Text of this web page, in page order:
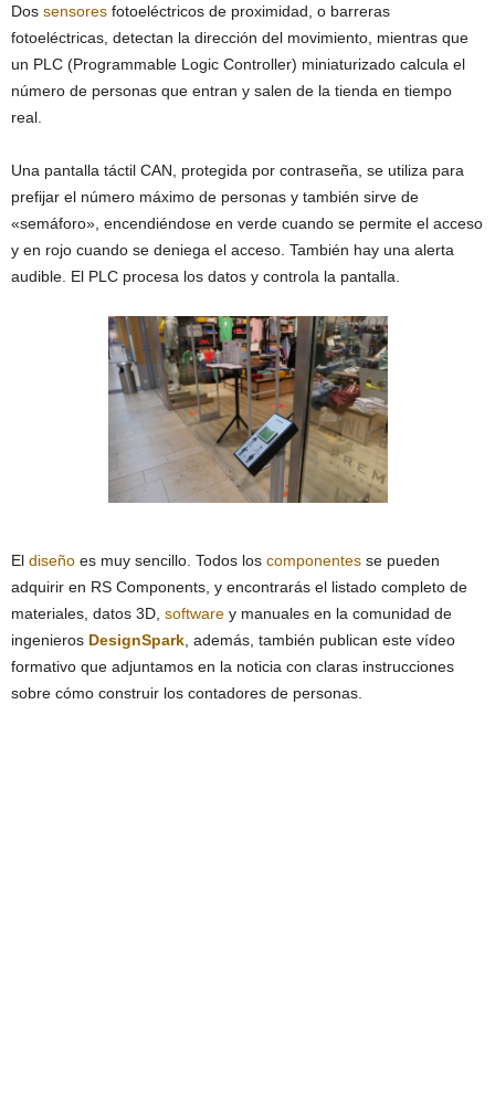
Dos sensores fotoeléctricos de proximidad, o barreras
fotoeléctricas, detectan la dirección del movimiento, mientras que
un PLC (Programmable Logic Controller) miniaturizado calcula el
número de personas que entran y salen de la tienda en tiempo
real.
Una pantalla táctil CAN, protegida por contraseña, se utiliza para
prefijar el número máximo de personas y también sirve de
«semáforo», encendiéndose en verde cuando se permite el acceso
y en rojo cuando se deniega el acceso. También hay una alerta
audible. El PLC procesa los datos y controla la pantalla.
El diseño es muy sencillo. Todos los componentes se pueden
adquirir en RS Components, y encontrarás el listado completo de
materiales, datos 3D, software y manuales en la comunidad de
ingenieros DesignSpark , además, también publican este vídeo
formativo que adjuntamos en la noticia con claras instrucciones
sobre cómo construir los contadores de personas.